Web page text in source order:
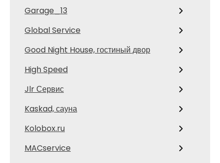
Garage_13
Global Service
Good Night House, гостиный двор
High Speed
Jlr Сервис
Kaskad, сауна
Kolobox.ru
MACservice